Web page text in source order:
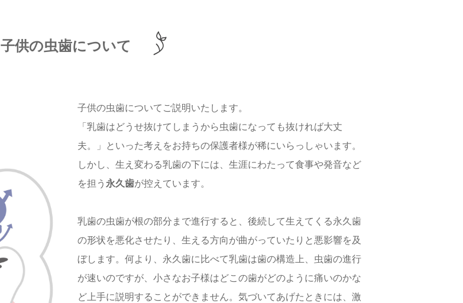
子供の虫歯について
子供の虫歯についてご説明いたします。
「乳歯はどうせ抜けてしまうから虫歯になっても抜ければ大丈
夫。」といった考えをお持ちの保護者様が稀にいらっしゃいます。
しかし、生え変わる乳歯の下には、生涯にわたって食事や発音など
を担う 永久歯が控えています。
乳歯の虫歯が根の部分まで進行すると、後続して生えてくる永久歯
の形状を悪化させたり、生える方向が曲がっていたりと悪影響を及
ぼします。何より、永久歯に比べて乳歯は歯の構造上、虫歯の進行
が速いのですが、小さなお子様はどこの歯がどのように痛いのかな
ど上手に説明することができません。気づいてあげたときには、激